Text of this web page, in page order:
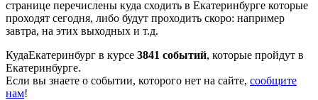
странице перечислены куда сходить в Екатеринбурге которые
проходят сегодня, либо будут проходить скоро: например
завтра, на этих выходных и т.д.
КудаЕкатеринбург в курсе 3841 событий, которые пройдут в
Екатеринбурге.
Если вы знаете о событии, которого нет на сайте, сообщите
нам!